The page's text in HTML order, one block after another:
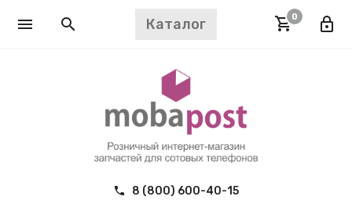
Каталог 0
8 (800) 600-40-15